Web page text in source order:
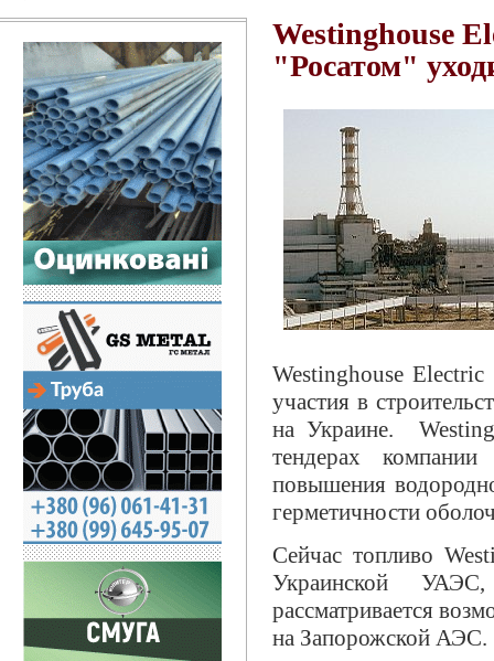
Westinghouse
"Росатом"
Westinghouse Electric
участия в
на Украине.
тендерах
повышения
герметичности
Сейчас топливо
Украинской
рассматривается
на Запорожской АЭС.